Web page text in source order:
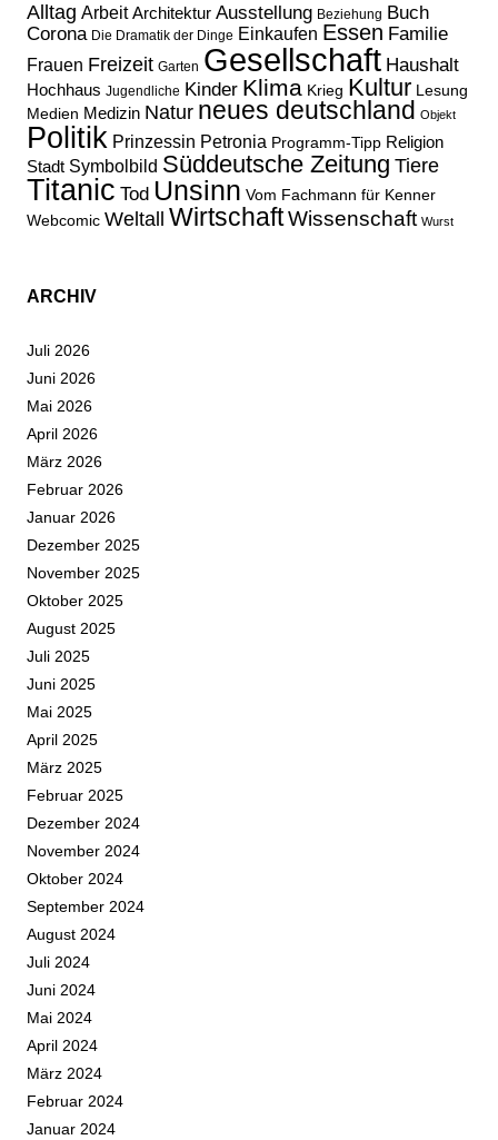
Alltag Arbeit Architektur Ausstellung Beziehung Buch
Corona Die Dramatik der Dinge Einkaufen Essen Familie
Frauen Freizeit Garten Gesellschaft Haushalt
Hochhaus Jugendliche Kinder Klima Krieg Kultur Lesung
Medien Medizin Natur neues deutschland Objekt
Politik Prinzessin Petronia Programm-Tipp Religion
Stadt Symbolbild Süddeutsche Zeitung Tiere
Titanic Tod Unsinn Vom Fachmann für Kenner
Webcomic Weltall WirtschaftWissenschaft Wurst
ARCHIV
Juli 2026
Juni 2026
Mai 2026
April 2026
März 2026
Februar 2026
Januar 2026
Dezember 2025
November 2025
Oktober 2025
August 2025
Juli 2025
Juni 2025
Mai 2025
April 2025
März 2025
Februar 2025
Dezember 2024
November 2024
Oktober 2024
September 2024
August 2024
Juli 2024
Juni 2024
Mai 2024
April 2024
März 2024
Februar 2024
Januar 2024